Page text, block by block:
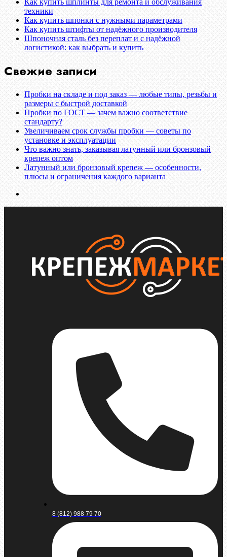
техники
Как купить шпонки с нужными параметрами
Как купить штифты от надёжного производителя
Шпоночная сталь без переплат и с надёжной
логистикой: как выбрать и купить
Свежие записи
Пробки на складе и под заказ — любые типы, резьбы и
размеры с быстрой доставкой
Пробки по ГОСТ — зачем важно соответствие
стандарту?
Увеличиваем срок службы пробки — советы по
установке и эксплуатации
Что важно знать, заказывая латунный или бронзовый
крепеж оптом
Латунный или бронзовый крепеж — особенности,
плюсы и ограничения каждого варианта
8 (812) 988 79 70